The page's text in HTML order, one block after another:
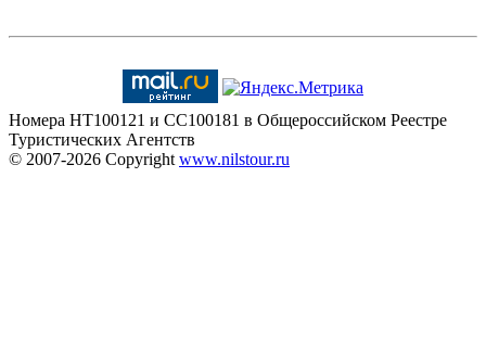
Номера HT100121 и CC100181 в Общероссийском Реестре
Туристических Агентств
© 2007-2026 Copyright www.nilstour.ru